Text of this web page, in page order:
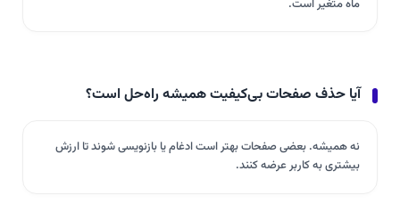
ماه متغیر است.
آیا حذف صفحات بی‌کیفیت همیشه راه‌حل است؟
نه همیشه. بعضی صفحات بهتر است ادغام یا بازنویسی شوند تا ارزش
بیشتری به کاربر عرضه کنند.